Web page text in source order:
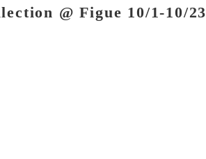
@ Figue 10/1-10/23